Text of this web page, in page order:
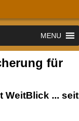
MENU
für
WeitBlick ... seit